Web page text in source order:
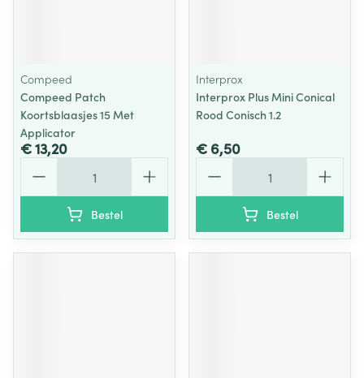
Compeed
Compeed Patch
Koortsblaasjes 15 Met
Applicator
€ 13,20
Bestel
Interprox
Interprox Plus Mini Conical
Rood Conisch 1.2
€ 6,50
Bestel